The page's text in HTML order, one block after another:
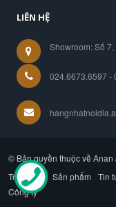
LIÊN HỆ
Showroom: Số
024.6673.6597 -
© Bản quyền thuộc về
Trang chủ Sản phẩm Tin
Công ty